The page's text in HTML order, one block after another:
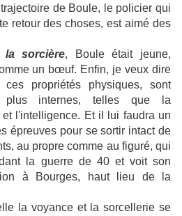
de Boule, le policier qui
retour des choses, est aimé des
la sorcière, Boule était jeune,
un bœuf. Enfin, je veux dire
propriétés physiques, sont
plus internes, telles que la
l'intelligence. Et il lui faudra un
épreuves pour se sortir intact de
au propre comme au figuré, qui
la guerre de 40 et voit son
à Bourges, haut lieu de la
la voyance et la sorcellerie se